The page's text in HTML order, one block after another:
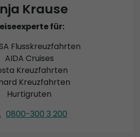
Krause
für:
Flusskreuzfahrten
AIDA Cruises
Kreuzfahrten
Kreuzfahrten
Hurtigruten
0800-300 3 200